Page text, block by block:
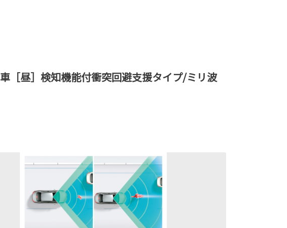
［昼］検知機能付衝突回避支援タイプ/ミリ波